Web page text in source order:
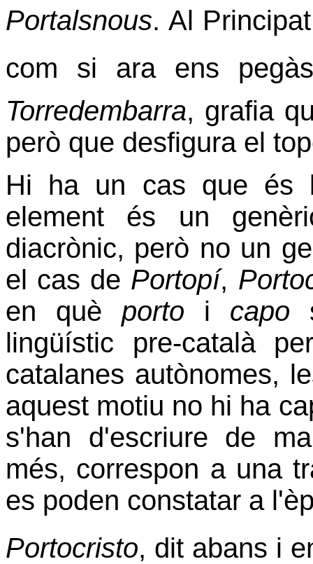
Portalsnous. Al
com si ara ens
Torredembarra, grafia
però que desfigura el
Hi ha un cas que és
element és un
diacrònic, però no un
el cas de Portopí,
en què porto i capo
lingüístic pre-català
catalanes autònomes,
aquest motiu no hi ha
s'han d'escriure de
més, correspon a una
es poden constatar a
Portocristo, dit abans i